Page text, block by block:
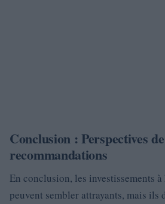
Conclusion : Perspectives
recommandations
En conclusion, les investissements
peuvent sembler attrayants, mais ils